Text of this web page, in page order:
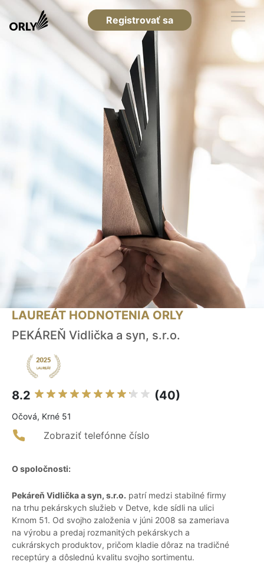
Registrovať sa
LAUREÁT HODNOTENIA ORLY
PEKÁREŇ Vidlička a syn, s.r.o.
8.2 (40)
Očová, Krné 51
Zobraziť telefónne číslo
O spoločnosti:
Pekáreň Vidlička a syn, s.r.o. patrí medzi stabilné firmy
na trhu pekárskych služieb v Detve, kde sídli na ulici
Krnom 51. Od svojho založenia v júni 2008 sa zameriava
na výrobu a predaj rozmanitých pekárskych a
cukrárskych produktov, pričom kladie dôraz na tradičné
receptúry a dôslednú kvalitu svojho sortimentu.